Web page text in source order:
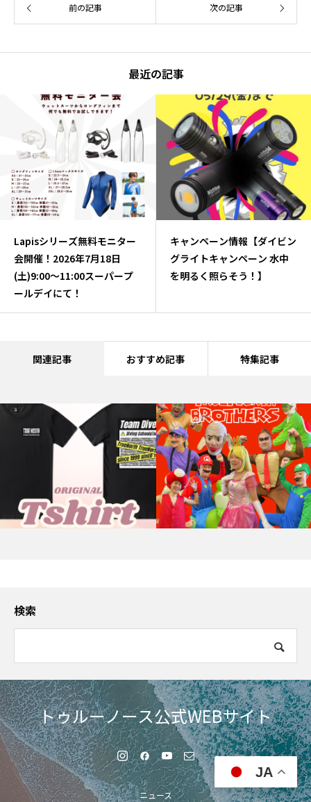
前の記事 次の記事
最近の記事
Lapisシリーズ無料モニター
会開催！2026年7月18日
(土)9:00～11:00スーパープ
ールデイにて！
キャンペーン情報【ダイビン
グライトキャンペーン 水中
を明るく照らそう！】
関連記事 おすすめ記事 特集記事
検索
トゥルーノース公式WEBサイト
ニュース
JA